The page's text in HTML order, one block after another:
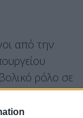
από την
ρόλο σε
του,